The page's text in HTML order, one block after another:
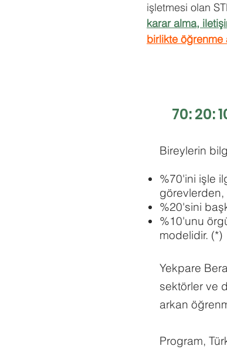
işletmesi olan
karar alma,
birlikte öğrenme
70: 20:
Bireylerin
%70'ini işle
görevlerden,
%20'sini
%10'unu
modelidir. (*)
Yekpare
sektörler ve
arkan
Program,